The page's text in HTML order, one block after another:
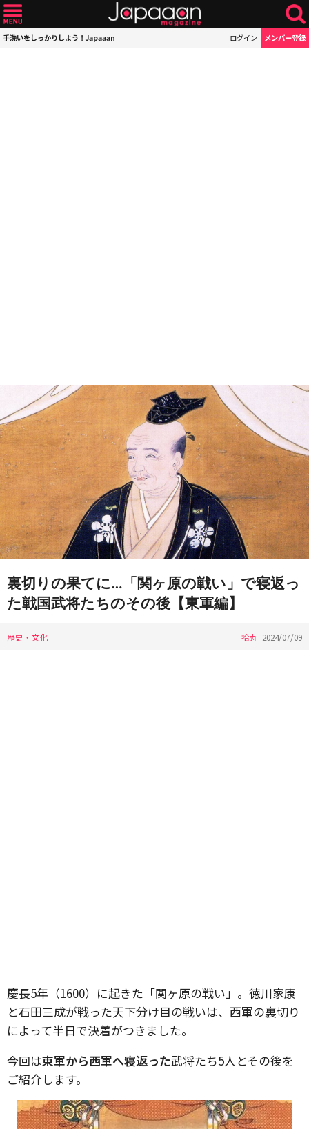
手洗いをしっかりしよう！Japaaan ログイン メンバー登録
裏切りの果てに…「関ヶ原の戦い」で寝返っ
た戦国武将たちのその後【東軍編】
歴史・文化 拾丸 2024/07/09
慶長5年（1600）に起きた「関ヶ原の戦い」。徳川家康
と石田三成が戦った天下分け目の戦いは、西軍の裏切り
によって半日で決着がつきました。
今回は東軍から西軍へ寝返った武将たち5人とその後を
ご紹介します。